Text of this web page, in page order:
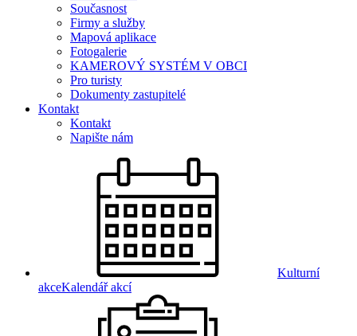
Současnost
Firmy a služby
Mapová aplikace
Fotogalerie
KAMEROVÝ SYSTÉM V OBCI
Pro turisty
Dokumenty zastupitelé
Kontakt
Kontakt
Napište nám
Kulturní
akceKalendář akcí